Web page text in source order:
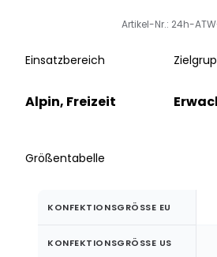
Artikel-Nr.: 24h-
Einsatzbereich
Alpin, Freizeit
Größentabelle
KONFEKTIONSGRÖSSE EU
KONFEKTIONSGRÖSSE US